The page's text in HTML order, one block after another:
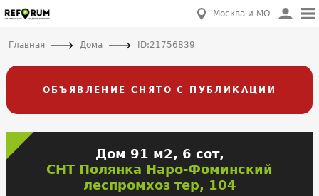
Москва и МО
Главная Дома ID:21756839
ОБЪЯВЛЕНИЕ СНЯТО С ПУБЛИКАЦИИ
Дом 91 м2, 6 сот,
СНТ Полянка Наро-Фоминский
леспромхоз тер, 104